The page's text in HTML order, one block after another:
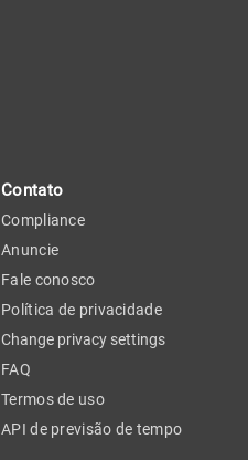
Contato
Compliance
Anuncie
Fale conosco
Política de privacidade
Change privacy settings
FAQ
Termos de uso
API de previsão de tempo